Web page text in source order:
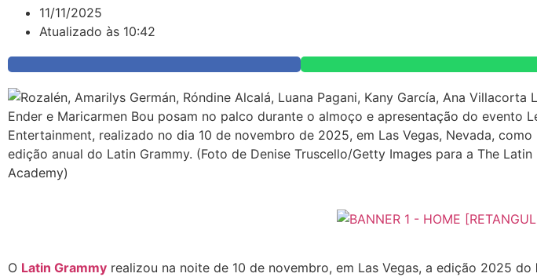
11/11/2025
Atualizado às 10:42
O Latin Grammy realizou na noite de 10 de novembro, em Las Vegas, a edição 2025 do